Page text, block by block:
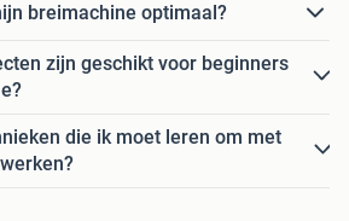
breimachine optimaal?
zijn geschikt voor beginners
die ik moet leren om met